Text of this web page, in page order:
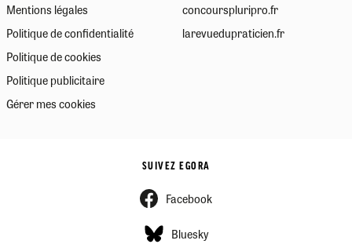
Mentions légales
Politique de confidentialité
Politique de cookies
Politique publicitaire
Gérer mes cookies
concourspluripro.fr
larevuedupraticien.fr
SUIVEZ EGORA
Facebook
Bluesky